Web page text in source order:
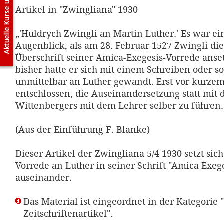
Artikel in "Zwingliana" 1930
„'Huldrych Zwingli an Martin Luther.' Es war
Augenblick, als am 28. Februar 1527 Zwingli
Überschrift seiner Amica-Exegesis-Vorrede
bisher hatte er sich mit einem Schreiben oder
unmittelbar an Luther gewandt. Erst vor
entschlossen, die Auseinandersetzung statt mit
Wittenbergers mit dem Lehrer selber zu
(Aus der Einführung F. Blanke)
Dieser Artikel der Zwingliana 5/4 1930 setzt
Vorrede an Luther in seiner Schrift "Amica
auseinander.
Das Material ist eingeordnet in der Kategorie
Zeitschriftenartikel".